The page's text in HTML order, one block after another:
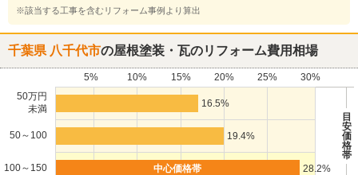
※該当する工事を含むリフォーム事例より算出
千葉県 八千代市の屋根塗装・瓦のリフォーム費用相場
5% 10% 15% 20% 25%
30%
50万円
未満
16.5%
目
安
価
格
帯
50～100 19.4%
100～150 28.2%